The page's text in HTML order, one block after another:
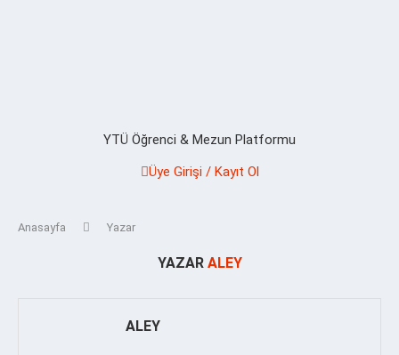
YTÜ Öğrenci & Mezun Platformu
Üye Girişi / Kayıt Ol
Anasayfa Yazar
YAZAR ALEY
ALEY